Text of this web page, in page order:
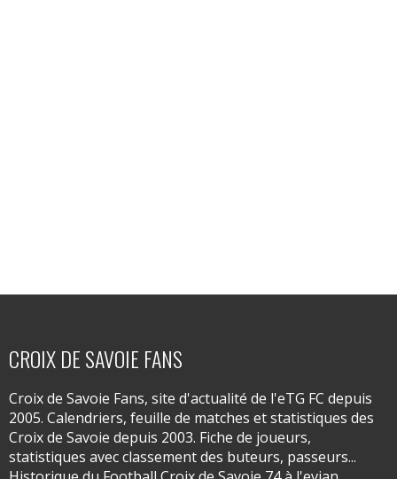
CROIX DE SAVOIE FANS
Croix de Savoie Fans, site d'actualité de l'eTG FC depuis
2005. Calendriers, feuille de matches et statistiques des
Croix de Savoie depuis 2003. Fiche de joueurs,
statistiques avec classement des buteurs, passeurs...